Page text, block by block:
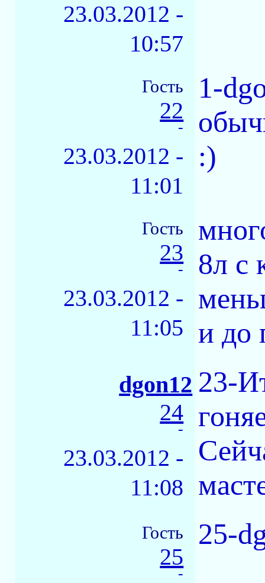
23.03.2012 -
10:57
Гость
22
-
23.03.2012 -
11:01
1-
:)
Гость
23
-
23.03.2012 -
11:05
8л с
и до
dgon12
24
-
23.03.2012 -
11:08
23-
Гость
25
-
25-